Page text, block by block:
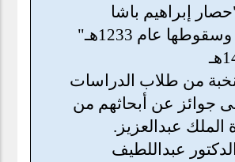
إبراهيم باشا
للدرعية وسقوطها عام 1233هـ"
من طلاب الدراسات
جوائز عن أبحاثهم من
الملك عبدالعزيز.
عبداللطيف